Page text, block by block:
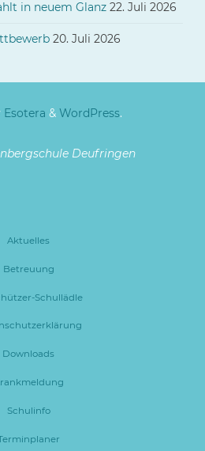
in neuem Glanz 22. Juli 2026
20. Juli 2026
Esotera & WordPress.
Deufringen
Aktuelles
Betreuung
Schullädle
Downloads
Schulinfo